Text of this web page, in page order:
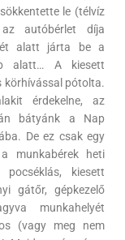
le (télvíz
autóbérlet díja
alatt járta be a
alatt… A kiesett
körhívással pótolta.
érdekelne, az
bátyánk a Nap
De ez csak egy
munkabérek heti
kiesett
gátőr, gépkezelő
munkahelyét
(vagy meg nem